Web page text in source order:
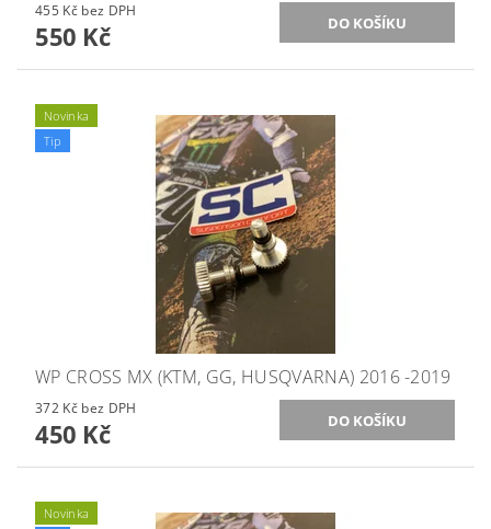
455 Kč bez DPH
550 Kč
Novinka
Tip
WP CROSS MX (KTM, GG, HUSQVARNA) 2016 -2019
372 Kč bez DPH
450 Kč
Novinka